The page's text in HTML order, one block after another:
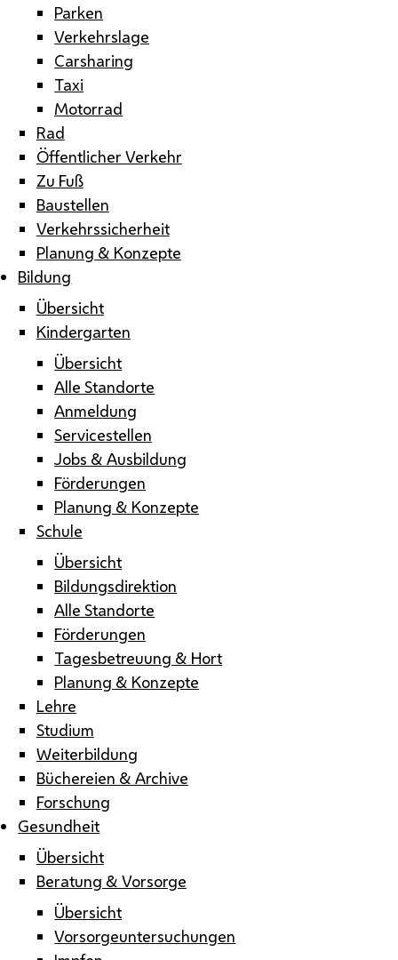
Parken
Verkehrslage
Carsharing
Taxi
Motorrad
Rad
Öffentlicher Verkehr
Zu Fuß
Baustellen
Verkehrssicherheit
Planung & Konzepte
Bildung
Übersicht
Kindergarten
Übersicht
Alle Standorte
Anmeldung
Servicestellen
Jobs & Ausbildung
Förderungen
Planung & Konzepte
Schule
Übersicht
Bildungsdirektion
Alle Standorte
Förderungen
Tagesbetreuung & Hort
Planung & Konzepte
Lehre
Studium
Weiterbildung
Büchereien & Archive
Forschung
Gesundheit
Übersicht
Beratung & Vorsorge
Übersicht
Vorsorgeuntersuchungen